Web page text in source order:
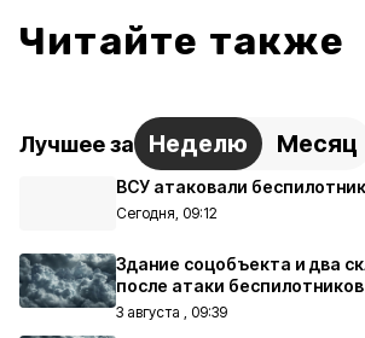
Читайте также
Лучшее за Неделю Месяц
ВСУ атаковали
Сегодня, 09:12
Здание соцобъекта и два
после атаки
3 августа , 09:39